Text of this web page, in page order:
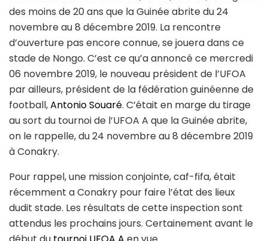
des moins de 20 ans que la Guinée abrite du 24
novembre au 8 décembre 2019. La rencontre
d’ouverture pas encore connue, se jouera dans ce
stade de Nongo. C’est ce qu’a annoncé ce mercredi
06 novembre 2019, le nouveau président de l’UFOA
par ailleurs, président de la fédération guinéenne de
football,Antonio Souaré. C’était en marge du tirage
au sort du tournoi de l’UFOA A que la Guinée abrite,
on le rappelle, du 24 novembre au 8 décembre 2019
à Conakry.
Pour rappel, une mission conjointe, caf-fifa, était
récemment a Conakry pour faire l’état des lieux
dudit stade. Les résultats de cette inspection sont
attendus les prochains jours. Certainement avant le